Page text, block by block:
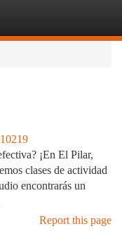
¡En El Pilar,
clases de actividad
encontrarás un
Report this page